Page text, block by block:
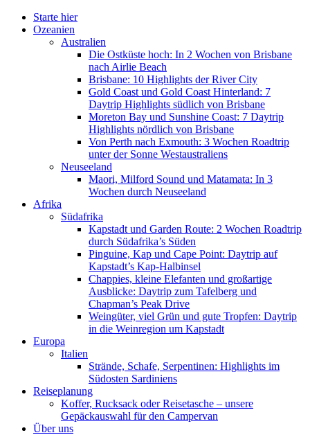
Starte hier
Ozeanien
Australien
Die Ostküste hoch: In 2 Wochen von Brisbane
nach Airlie Beach
Brisbane: 10 Highlights der River City
Gold Coast und Gold Coast Hinterland: 7
Daytrip Highlights südlich von Brisbane
Moreton Bay und Sunshine Coast: 7 Daytrip
Highlights nördlich von Brisbane
Von Perth nach Exmouth: 3 Wochen Roadtrip
unter der Sonne Westaustraliens
Neuseeland
Maori, Milford Sound und Matamata: In 3
Wochen durch Neuseeland
Afrika
Südafrika
Kapstadt und Garden Route: 2 Wochen Roadtrip
durch Südafrika’s Süden
Pinguine, Kap und Cape Point: Daytrip auf
Kapstadt’s Kap-Halbinsel
Chappies, kleine Elefanten und großartige
Ausblicke: Daytrip zum Tafelberg und
Chapman’s Peak Drive
Weingüter, viel Grün und gute Tropfen: Daytrip
in die Weinregion um Kapstadt
Europa
Italien
Strände, Schafe, Serpentinen: Highlights im
Südosten Sardiniens
Reiseplanung
Koffer, Rucksack oder Reisetasche – unsere
Gepäckauswahl für den Campervan
Über uns